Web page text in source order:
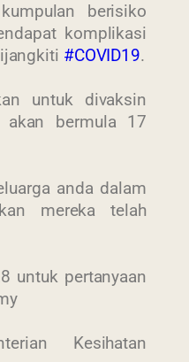
berisiko
komplikasi
#COVID19.
untuk divaksin
bermula 17
anda dalam
mereka telah
untuk pertanyaan
Kesihatan